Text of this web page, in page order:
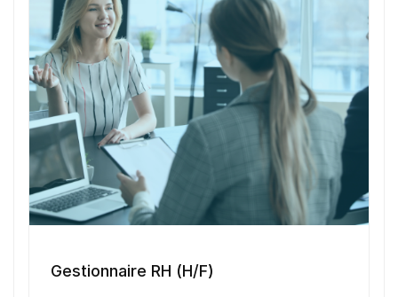
Perspectives de carrière
Avantages
Ces métiers peuvent vous intéresser
Gestionnaire RH (H/F)